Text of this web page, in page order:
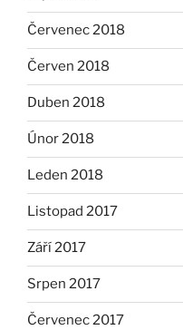
Červenec 2018
Červen 2018
Duben 2018
Únor 2018
Leden 2018
Listopad 2017
Září 2017
Srpen 2017
Červenec 2017